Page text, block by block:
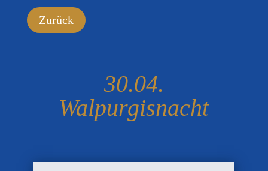
30.04.
Walpurgisnacht